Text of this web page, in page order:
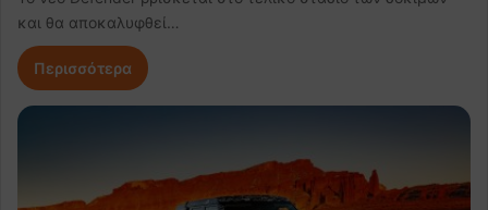
και θα αποκαλυφθεί…
Περισσότερα